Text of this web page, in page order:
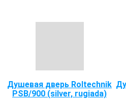
Душевая дверь Roltechnik
PSB/900 (silver, rugiada)